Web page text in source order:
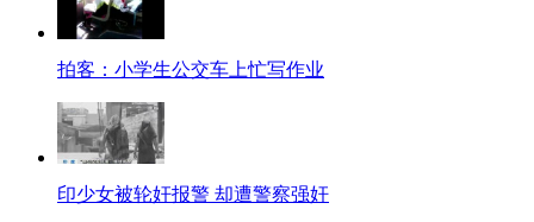
拍客：小学生公交车上忙写作业
印少女被轮奸报警 却遭警察强奸